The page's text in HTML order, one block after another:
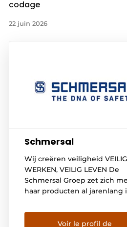
codage
22 juin 2026
Schmersal
Wij creëren veiligheid VEILIG
WERKEN, VEILIG LEVEN De
Schmersal Groep zet zich
haar producten al jarenlang
Uit een mengelmoes van
mechanische en contactloze
Voir le profil de